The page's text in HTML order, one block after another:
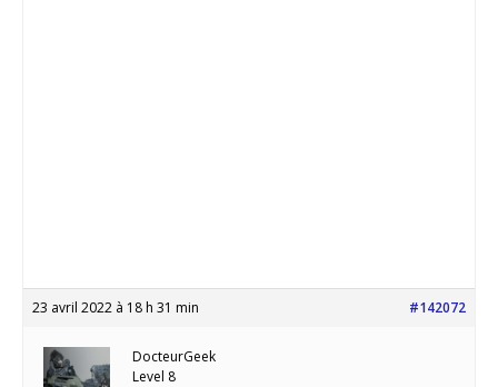
23 avril 2022 à 18 h 31 min #142072
DocteurGeek
Level 8